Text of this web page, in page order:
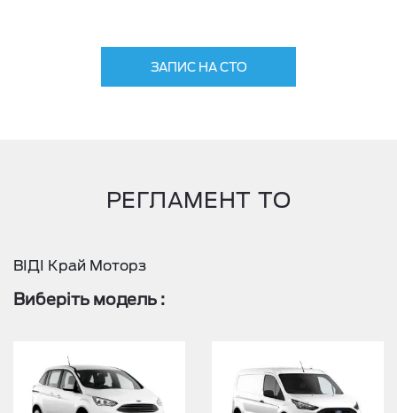
ЗАПИС НА СТО
РЕГЛАМЕНТ ТО
ВІДІ Край Моторз
Виберіть модель :